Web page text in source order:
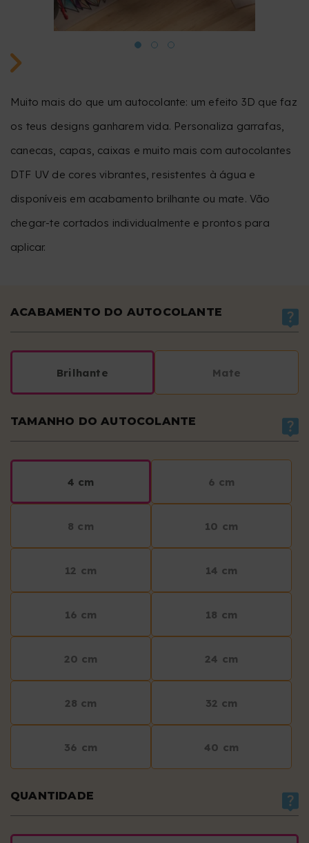
Muito mais do que um autocolante: um efeito 3D que faz
os teus designs ganharem vida. Personaliza garrafas,
canecas, capas, caixas e muito mais com autocolantes
DTF UV de cores vibrantes, resistentes à água e
disponíveis em acabamento brilhante ou mate. Vão
chegar-te cortados individualmente e prontos para
aplicar.
ACABAMENTO DO AUTOCOLANTE
Brilhante Mate
TAMANHO DO AUTOCOLANTE
4 cm 6 cm
8 cm 10 cm
12 cm 14 cm
16 cm 18 cm
20 cm 24 cm
28 cm 32 cm
36 cm 40 cm
QUANTIDADE